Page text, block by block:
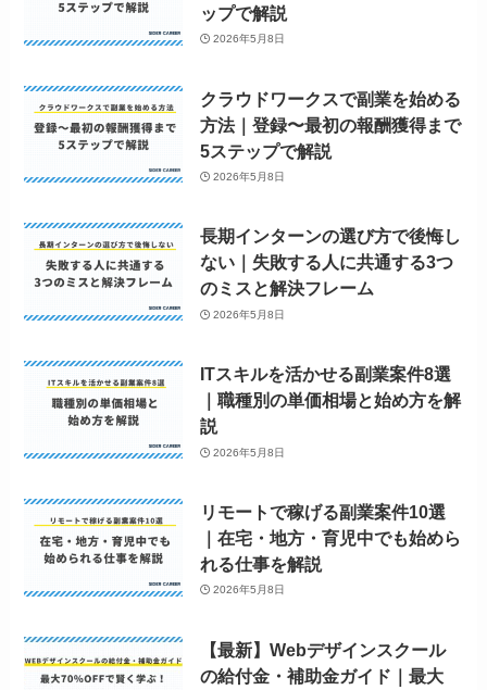
ップで解説
2026年5月8日
クラウドワークスで副業を始める
方法｜登録〜最初の報酬獲得まで
5ステップで解説
2026年5月8日
長期インターンの選び方で後悔し
ない｜失敗する人に共通する3つ
のミスと解決フレーム
2026年5月8日
ITスキルを活かせる副業案件8選
｜職種別の単価相場と始め方を解
説
2026年5月8日
リモートで稼げる副業案件10選
｜在宅・地方・育児中でも始めら
れる仕事を解説
2026年5月8日
【最新】Webデザインスクール
の給付金・補助金ガイド｜最大